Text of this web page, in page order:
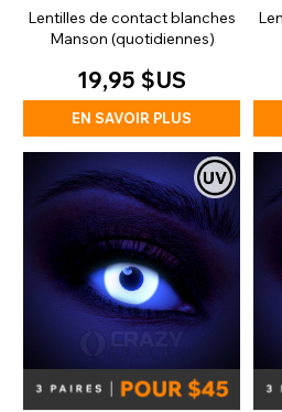
Lentilles de contact blanches
Manson (quotidiennes)
19,95 $US
EN SAVOIR PLUS